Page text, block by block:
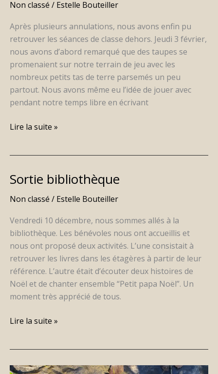
Non classé / Estelle Bouteiller
Après plusieurs annulations, nous avons enfin pu
retrouver les séances de classe dehors. Jeudi 3 février,
nous avons d’abord remarqué que des taupes se
promenaient sur notre terrain de jeu avec les
nombreux petits tas de terre parsemés un peu
partout. Nous avons même eu l’idée de jouer avec
pendant notre temps libre en écrivant
Lire la suite »
Sortie bibliothèque
Non classé / Estelle Bouteiller
Vendredi 10 décembre, nous sommes allés à la
bibliothèque. Les bénévoles nous ont accueillis et
nous ont proposé deux activités. L’une consistait à
retrouver les livres dans les étagères à partir de leur
référence. L’autre était d’écouter deux histoires de
Noël et de chanter ensemble “Petit papa Noël”. Un
moment très apprécié de tous.
Sortie
Lire la suite »
Ecole